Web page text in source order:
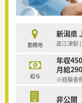
勤務地
新潟県
直江津駅
給与
年収
月給
※経験者
非公開